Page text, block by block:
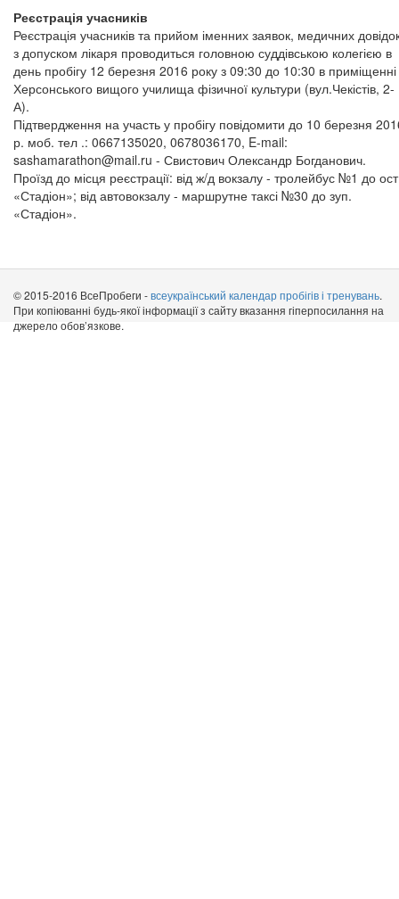
Реєстрація учасників
Реєстрація учасників та прийом іменних заявок, медичних
з допуском лікаря проводиться головною суддівською колегією в
день пробігу 12 березня 2016 року з 09:30 до 10:30 в приміщенні
Херсонського вищого училища фізичної культури (вул.Чекістів, 2-
А).
Підтвердження на участь у пробігу повідомити до 10 березня
р. моб. тел .: 0667135020, 0678036170, E-mail:
sashamarathon@mail.ru - Свистович Олександр Богданович.
Проїзд до місця реєстрації: від ж/д вокзалу - тролейбус №1 до
«Стадіон»; від автовокзалу - маршрутне таксі №30 до зуп.
«Стадіон».
© 2015-2016 ВсеПробеги -всеукраїнський календар пробігів і тренувань.
При копіюванні будь-якої інформації з сайту вказання гіперпосилання на
джерело обов’язкове.